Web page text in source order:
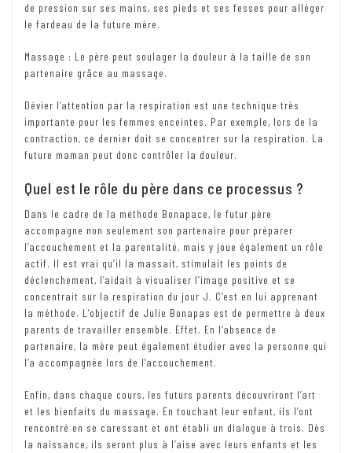
de pression sur ses mains, ses pieds et ses fesses pour alléger
le fardeau de la future mère.
Massage : Le père peut soulager la douleur à la taille de son
partenaire grâce au massage.
Dévier l’attention par la respiration est une technique très
importante pour les femmes enceintes. Par exemple, lors de la
contraction, ce dernier doit se concentrer sur la respiration. La
future maman peut donc contrôler la douleur.
Quel est le rôle du père dans ce processus ?
Dans le cadre de la méthode Bonapace, le futur père
accompagne non seulement son partenaire pour préparer
l’accouchement et la parentalité, mais y joue également un rôle
actif. Il est vrai qu’il la massait, stimulait les points de
déclenchement, l’aidait à visualiser l’image positive et se
concentrait sur la respiration du jour J. C’est en lui apprenant
la méthode. L’objectif de Julie Bonapas est de permettre à deux
parents de travailler ensemble. Effet. En l’absence de
partenaire, la mère peut également étudier avec la personne qui
l’a accompagnée lors de l’accouchement.
Enfin, dans chaque cours, les futurs parents découvriront l’art
et les bienfaits du massage. En touchant leur enfant, ils l’ont
rencontré en se caressant et ont établi un dialogue à trois. Dès
la naissance, ils seront plus à l’aise avec leurs enfants et les